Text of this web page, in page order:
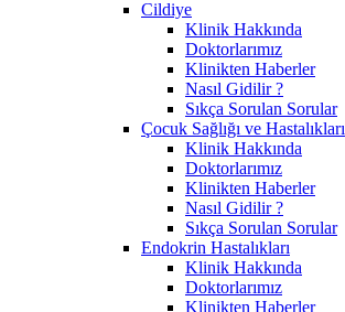
Cildiye
Klinik Hakkında
Doktorlarımız
Klinikten Haberler
Nasıl Gidilir ?
Sıkça Sorulan Sorular
Çocuk Sağlığı ve Hastalıkları
Klinik Hakkında
Doktorlarımız
Klinikten Haberler
Nasıl Gidilir ?
Sıkça Sorulan Sorular
Endokrin Hastalıkları
Klinik Hakkında
Doktorlarımız
Klinikten Haberler